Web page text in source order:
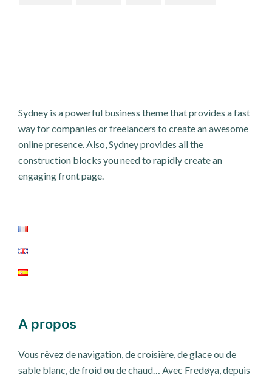
Sydney is a powerful business theme that provides a fast
way for companies or freelancers to create an awesome
online presence. Also, Sydney provides all the
construction blocks you need to rapidly create an
engaging front page.
A propos
Vous rêvez de navigation, de croisière, de glace ou de
sable blanc, de froid ou de chaud… Avec Fredøya, depuis